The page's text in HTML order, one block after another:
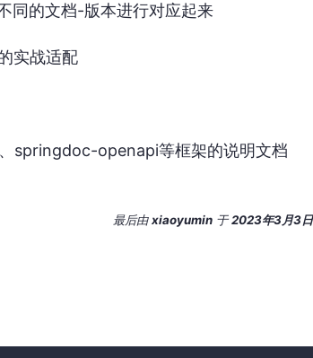
同的文档-版本进行对应起来
实战适配
springdoc-openapi等框架的说明文档
最后由xiaoyumin 于2023年3月3日